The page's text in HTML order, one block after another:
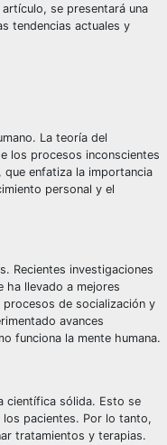
se presentará una
tendencias actuales y
La teoría del
los procesos inconscientes
enfatiza la importancia
personal y el
Recientes investigaciones
ha llevado a mejores
de socialización y
avances
funciona la mente humana.
científica sólida. Esto se
los pacientes. Por lo tanto,
tratamientos y terapias.